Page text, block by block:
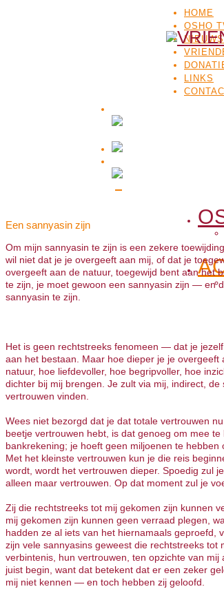
HOME
OSHO
LINKS
Een sannyasin zijn
Om mijn sannyasin te zijn is een zekere
wil niet dat je je overgeeft aan mij, of dat je
overgeeft aan de natuur, toegewijd bent aan het
te zijn, je moet gewoon een sannyasin zijn — en
sannyasin te zijn.
Het is geen rechtstreeks fenomeen — dat je
aan het bestaan. Maar hoe dieper je je overgeeft
natuur, hoe liefdevoller, hoe begripvoller, hoe
dichter bij mij brengen. Je zult via mij, indirect,
vertrouwen vinden.
Wees niet bezorgd dat je dat totale vertrouwen
beetje vertrouwen hebt, is dat genoeg om mee
bankrekening; je hoeft geen miljoenen te hebben
Met het kleinste vertrouwen kun je die reis
wordt, wordt het vertrouwen dieper. Spoedig zul
alleen maar vertrouwen. Op dat moment zul je
Zij die rechtstreeks tot mij gekomen zijn kunnen
mij gekomen zijn kunnen geen verraad plegen,
hadden ze al iets van het hiernamaals geproefd,
zijn vele sannyasins geweest die rechtstreeks tot
verbintenis, hun vertrouwen, ten opzichte van
juist begin, want dat betekent dat er een zeker
mij niet kennen — en toch hebben zij geloofd.